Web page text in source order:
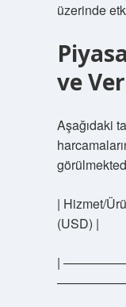
üzerinde
ve
Aşağıdaki
| Hizmet/
(USD) |
|